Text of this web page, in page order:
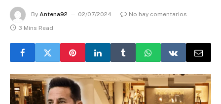
By Antena92 02/07/2024
No hay comentarios
3 Mins Read